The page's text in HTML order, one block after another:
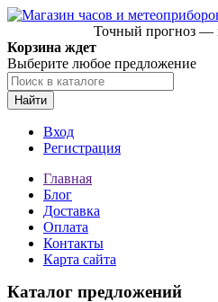
Точный прогноз —
Корзина ждет
Выберите любое предложение
Найти
Вход
Регистрация
Главная
Блог
Доставка
Оплата
Контакты
Карта сайта
Каталог предложений